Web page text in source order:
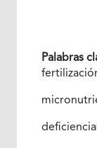
Palabras